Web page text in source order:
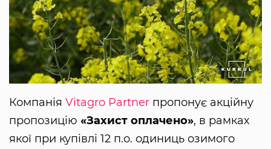
Компанія Vitagro Partner пропонує акційну
пропозицію «Захист оплачено», в рамках
якої при купівлі 12 п.о. одиниць озимого